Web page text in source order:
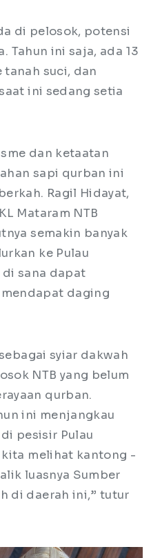
di pelosok, potensi
Tahun ini saja, ada 13
tanah suci, dan
ini sedang setia
dan ketaatan
sapi qurban ini
Ragil Hidayat,
Mataram NTB
semakin banyak
ke Pulau
di sana dapat
daging
syiar dakwah
NTB yang belum
qurban.
ini menjangkau
pesisir Pulau
kita melihat kantong -
luasnya Sumber
di daerah ini,” tutur